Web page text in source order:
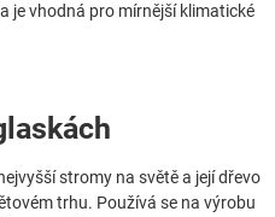
je vhodná pro mírnější klimatické
stromy na světě a její dřevo
trhu. Používá se na výrobu